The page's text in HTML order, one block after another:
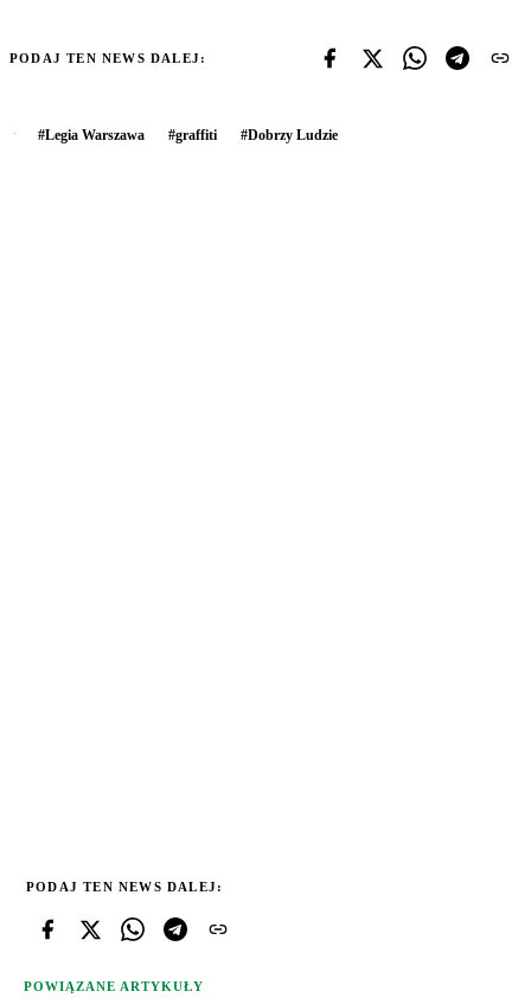
PODAJ TEN NEWS DALEJ:
#Legia Warszawa #graffiti #Dobrzy Ludzie
PODAJ TEN NEWS DALEJ:
POWIĄZANE ARTYKUŁY